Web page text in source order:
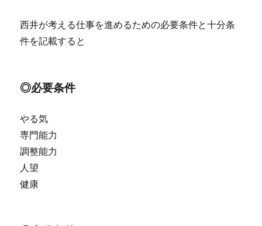
西井が考える仕事を進めるための必要条件と十分条
件を記載すると
◎必要条件
やる気
専門能力
調整能力
人望
健康